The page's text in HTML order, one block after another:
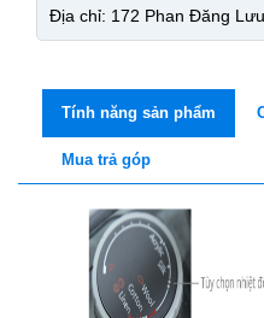
Địa chỉ: 172 Phan Đăng
Tính năng sản phẩm
Mua trả góp